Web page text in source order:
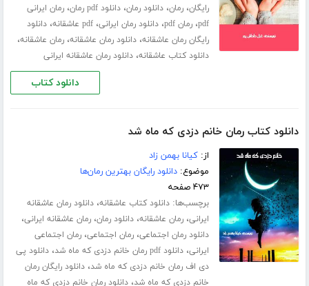
رایگان،رمان،دانلود رمان،دانلود pdf رمان ،رمان ایرانی
pdf،رمان pdf ،دانلود رمان ایرانی،pdf عاشقانه ،دانلود
رایگان رمان عاشقانه،دانلود رمان عاشقانه،رمان عاشقانه،
دانلود کتاب عاشقانه،دانلود رمان عاشقانه ایرانی
دانلود کتاب
دانلود کتاب رمان خانم دزدی که ماه شد
از:کیانا بهمن زاد
موضوع:دانلود رایگان بهترین رمان‌ها
۴۷۳ صفحه
برچسب‌ها:دانلود کتاب عاشقانه،دانلود رمان عاشقانه
ایرانی،رمان عاشقانه،دانلود رمان،رمان عاشقانه ایرانی،
دانلود رمان اجتماعی،رمان اجتماعی،رمان اجتماعی
ایرانی،دانلود pdf رمان خانم دزدی که ماه شد ،دانلود پی
دی اف رمان خانم دزدی که ماه شد،دانلود رایگان رمان
خانم دزدی که ماه شد،دانلود رمان خانم دزدی که ماه